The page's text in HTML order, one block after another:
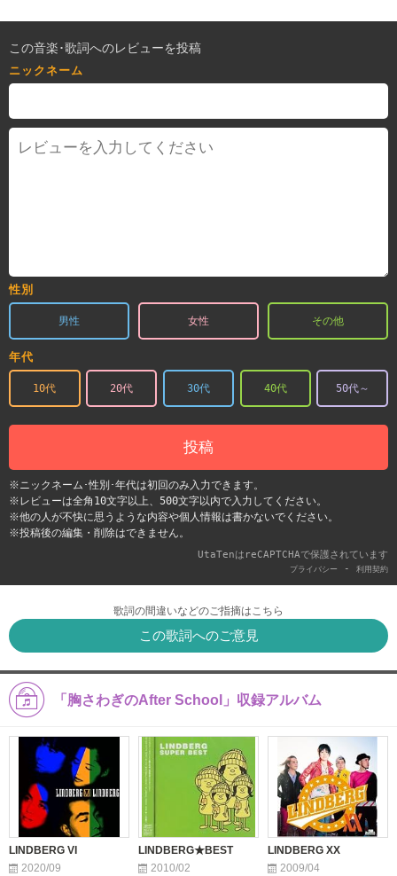
この音楽･歌詞へのレビューを投稿
ニックネーム
性別
男性 女性 その他
年代
10代 20代 30代 40代 50代～
投稿
※ニックネーム･性別･年代は初回のみ入力できます。
※レビューは全角10文字以上、500文字以内で入力してください。
※他の人が不快に思うような内容や個人情報は書かないでください。
※投稿後の編集・削除はできません。
UtaTenはreCAPTCHAで保護されています
プライバシー - 利用契約
歌詞の間違いなどのご指摘はこちら
この歌詞へのご意見
「胸さわぎのAfter School」収録アルバム
LINDBERG VI
2020/09
LINDBERG★BEST
2010/02
LINDBERG XX
2009/04